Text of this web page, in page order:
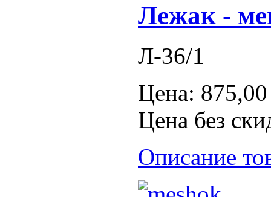
Лежак -
Л-36/1
Цена:
Цена без
Описание